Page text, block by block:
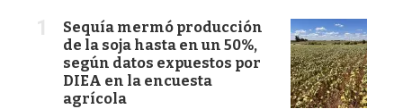
Sequía mermó producción
de la soja hasta en un 50%,
según datos expuestos por
DIEA en la encuesta
agrícola